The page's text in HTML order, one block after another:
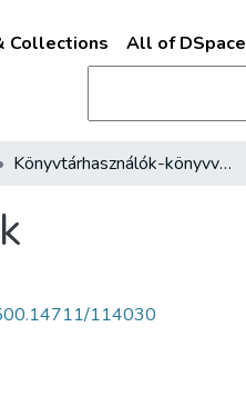
Collections All of DSpace
Könyvtárhasználók-könyvvásárlók
114030